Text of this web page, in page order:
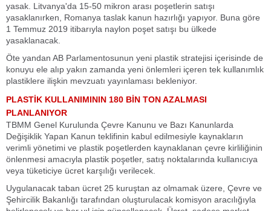
yasak. Litvanya'da 15-50 mikron arası poşetlerin satışı
yasaklanırken, Romanya taslak kanun hazırlığı yapıyor. Buna göre
1 Temmuz 2019 itibarıyla naylon poşet satışı bu ülkede
yasaklanacak.
Öte yandan AB Parlamentosunun yeni plastik stratejisi içerisinde de
konuyu ele alıp yakın zamanda yeni önlemleri içeren tek kullanımlık
plastiklere ilişkin mevzuatı yayınlaması bekleniyor.
PLASTİK KULLANIMININ 180 BİN TON AZALMASI
PLANLANIYOR
TBMM Genel Kurulunda Çevre Kanunu ve Bazı Kanunlarda
Değişiklik Yapan Kanun teklifinin kabul edilmesiyle kaynakların
verimli yönetimi ve plastik poşetlerden kaynaklanan çevre kirliliğinin
önlenmesi amacıyla plastik poşetler, satış noktalarında kullanıcıya
veya tüketiciye ücret karşılığı verilecek.
Uygulanacak taban ücret 25 kuruştan az olmamak üzere, Çevre ve
Şehircilik Bakanlığı tarafından oluşturulacak komisyon aracılığıyla